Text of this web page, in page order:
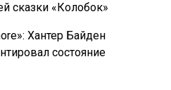
сказки «Колобок»
Хантер Байден
состояние